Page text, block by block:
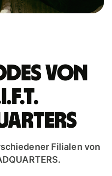
von
Filialen von